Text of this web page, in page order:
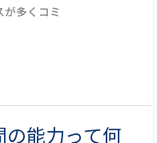
多くコミ
の能力って何